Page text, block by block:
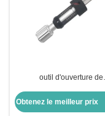
outil d'ouverture de
serrurerie lame de
outils de cueillette pour
Obtenez le meilleur prix